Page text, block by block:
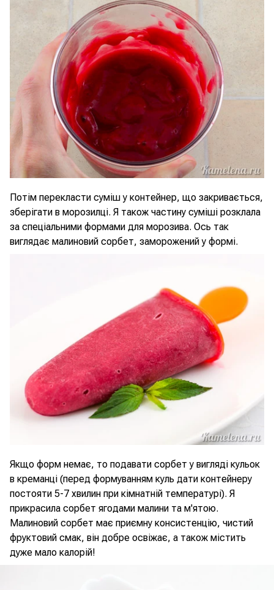
Потім перекласти суміш у контейнер, що закривається,
зберігати в морозилці. Я також частину суміші розклала
за спеціальними формами для морозива. Ось так
виглядає малиновий сорбет, заморожений у формі.
Якщо форм немає, то подавати сорбет у вигляді кульок
в креманці (перед формуванням куль дати контейнеру
постояти 5-7 хвилин при кімнатній температурі). Я
прикрасила сорбет ягодами малини та м'ятою.
Малиновий сорбет має приємну консистенцію, чистий
фруктовий смак, він добре освіжає, а також містить
дуже мало калорій!